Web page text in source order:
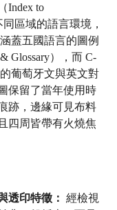
Index to
同區域的語言環境，
蓋五國語言的圖例
Glossary），而 C-
葡萄牙文與英文對
保留了當年使用時
跡，邊緣可見布料
四周皆帶有火燒焦
透印特徵： 經檢視